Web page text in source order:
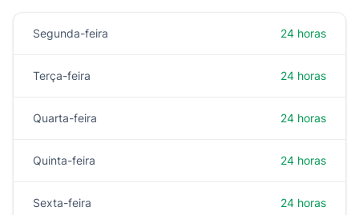
Segunda-feira 24 horas
Terça-feira 24 horas
Quarta-feira 24 horas
Quinta-feira 24 horas
Sexta-feira 24 horas